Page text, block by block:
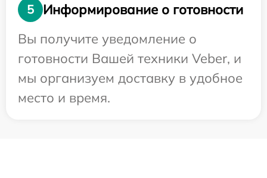
5
Информирование о готовности
Вы получите уведомление о
готовности Вашей техники Veber, и
мы организуем доставку в удобное
место и время.